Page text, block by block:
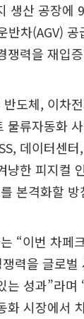
생산 공장에
반차(AGV)
쟁력을 재입
도체, 이차
물류자동화
데이터센
냥한 피지컬
본격화할 방
“이번 차페
력을 글로벌
는 성과”라며
화 시장에서